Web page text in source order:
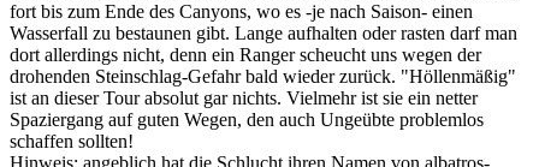
fort bis zum Ende des Canyons, wo es -je nach Saison- einen
Wasserfall zu bestaunen gibt. Lange aufhalten oder rasten darf man
dort allerdings nicht, denn ein Ranger scheucht uns wegen der
drohenden Steinschlag-Gefahr bald wieder zurück. "Höllenmäßig"
ist an dieser Tour absolut gar nichts. Vielmehr ist sie ein netter
Spaziergang auf guten Wegen, den auch Ungeübte problemlos
schaffen sollten!
Hinweis: angeblich hat die Schlucht ihren Namen von albatros-